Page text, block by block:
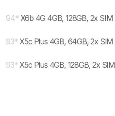
94* X6b 4G 4GB, 128GB, 2x SIM
93* X5c Plus 4GB, 64GB, 2x SIM
93* X5c Plus 4GB, 128GB, 2x SIM